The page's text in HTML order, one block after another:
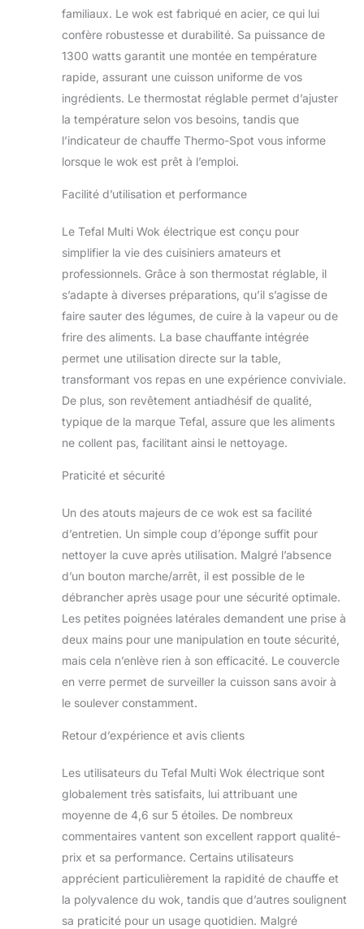
familiaux. Le wok est fabriqué en acier, ce qui lui
confère robustesse et durabilité. Sa puissance de
1300 watts garantit une montée en température
rapide, assurant une cuisson uniforme de vos
ingrédients. Le thermostat réglable permet d’ajuster
la température selon vos besoins, tandis que
l’indicateur de chauffe Thermo-Spot vous informe
lorsque le wok est prêt à l’emploi.
Facilité d’utilisation et performance
Le Tefal Multi Wok électrique est conçu pour
simplifier la vie des cuisiniers amateurs et
professionnels. Grâce à son thermostat réglable, il
s’adapte à diverses préparations, qu’il s’agisse de
faire sauter des légumes, de cuire à la vapeur ou de
frire des aliments. La base chauffante intégrée
permet une utilisation directe sur la table,
transformant vos repas en une expérience conviviale.
De plus, son revêtement antiadhésif de qualité,
typique de la marque Tefal, assure que les aliments
ne collent pas, facilitant ainsi le nettoyage.
Praticité et sécurité
Un des atouts majeurs de ce wok est sa facilité
d’entretien. Un simple coup d’éponge suffit pour
nettoyer la cuve après utilisation. Malgré l’absence
d’un bouton marche/arrêt, il est possible de le
débrancher après usage pour une sécurité optimale.
Les petites poignées latérales demandent une prise à
deux mains pour une manipulation en toute sécurité,
mais cela n’enlève rien à son efficacité. Le couvercle
en verre permet de surveiller la cuisson sans avoir à
le soulever constamment.
Retour d’expérience et avis clients
Les utilisateurs du Tefal Multi Wok électrique sont
globalement très satisfaits, lui attribuant une
moyenne de 4,6 sur 5 étoiles. De nombreux
commentaires vantent son excellent rapport qualité-
prix et sa performance. Certains utilisateurs
apprécient particulièrement la rapidité de chauffe et
la polyvalence du wok, tandis que d’autres soulignent
sa praticité pour un usage quotidien. Malgré